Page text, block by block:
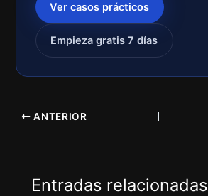
Ver casos prácticos
Empieza gratis 7 días
ANTERIOR
Entradas relacionadas